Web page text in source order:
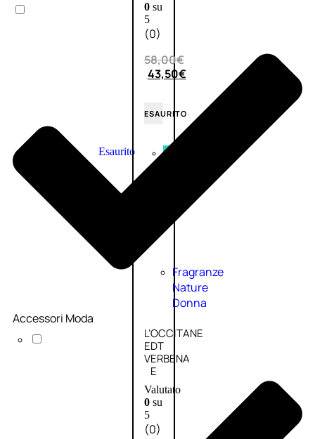
0su
5
(0)
58,00€
43,50€
ESAURITO
Esaurito
Fragranze
Nature
Donna
L’OCCITANE
EDT
VERBENA
E
Valutato
0su
5
(0)
Accessori Moda